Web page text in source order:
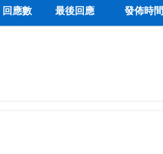
回應數 最後回應 發佈時間